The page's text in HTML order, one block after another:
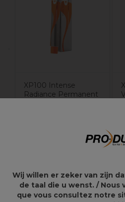
XP100 Intense
Radiance Permanent
Overzicht
Wij willen er zeker van zijn
de taal die u wenst. / Nous
que vous consultez notre